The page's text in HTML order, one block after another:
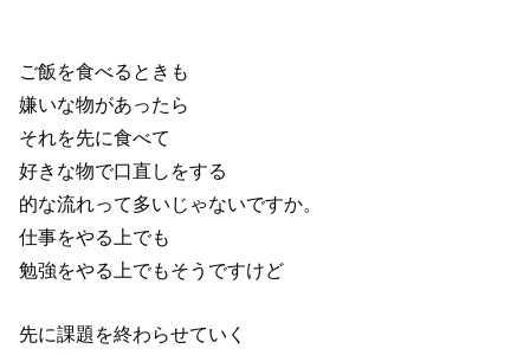
ご飯を食べるときも
嫌いな物があったら
それを先に食べて
好きな物で口直しをする
的な流れって多いじゃないですか。
仕事をやる上でも
勉強をやる上でもそうですけど
先に課題を終わらせていく